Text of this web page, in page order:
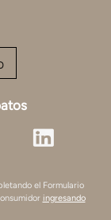
el Formulario
ingresando